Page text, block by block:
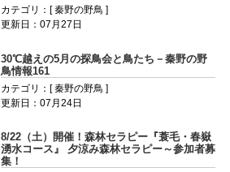
カテゴリ：[ 秦野の野鳥 ]
更新日：07月27日
30℃越えの5月の探鳥会と鳥たち－秦野の野
鳥情報161
カテゴリ：[ 秦野の野鳥 ]
更新日：07月24日
8/22（土）開催！森林セラピー『蓑毛・春嶽
湧水コース』 夕涼み森林セラピー～参加者募
集！